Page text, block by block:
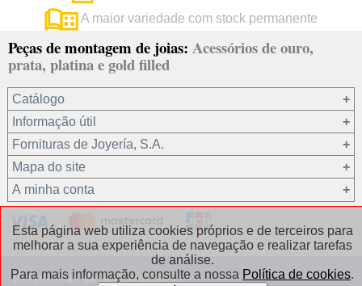
A maior variedade com stock permanente
Peças de montagem de joias: Acessórios de ouro,
prata, platina e gold filled
Catálogo
Ouro 18 kt
Ouro 9 kt
Platina 22.8 kt
Prata 925
Outros materiais
Informação útil
Fornituras de Joyería, S.A.
Quem somos?
condições de venda
Política de cookies
Contacto / Onde estamos
Mapa do site
A minha conta
Recuperar password
Fornituras de Joyería, S.A.
Esta página web utiliza cookies próprios e de terceiros para
melhorar a sua experiência de navegação e realizar tarefas
de análise.
Para mais informação, consulte a nossa Política de cookies.